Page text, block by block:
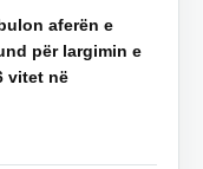
aferën e
për largimin e
vitet në